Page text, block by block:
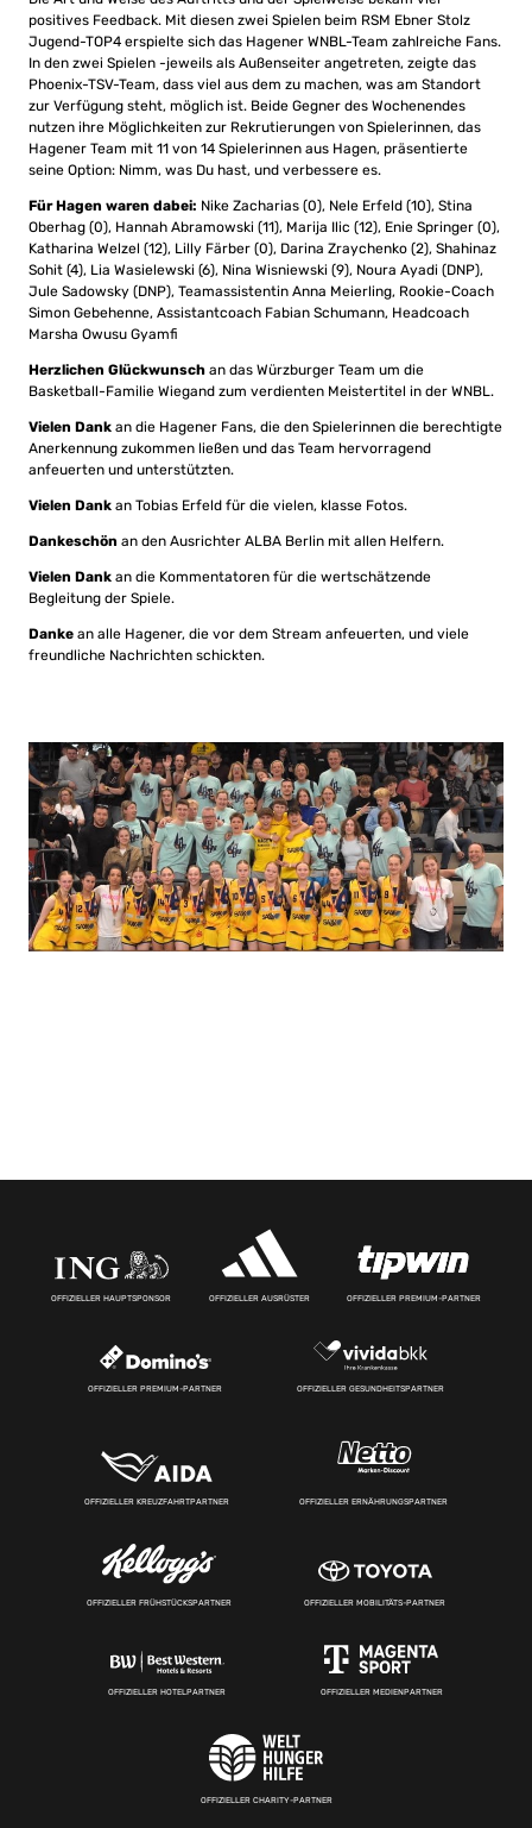
positives Feedback. Mit diesen zwei Spielen beim RSM Ebner Stolz
Jugend-TOP4 erspielte sich das Hagener WNBL-Team zahlreiche Fans.
In den zwei Spielen -jeweils als Außenseiter angetreten, zeigte das
Phoenix-TSV-Team, dass viel aus dem zu machen, was am Standort
zur Verfügung steht, möglich ist. Beide Gegner des Wochenendes
nutzen ihre Möglichkeiten zur Rekrutierungen von Spielerinnen, das
Hagener Team mit 11 von 14 Spielerinnen aus Hagen, präsentierte
seine Option: Nimm, was Du hast, und verbessere es.
Für Hagen waren dabei: Nike Zacharias (0), Nele Erfeld (10), Stina
Oberhag (0), Hannah Abramowski (11), Marija Ilic (12), Enie Springer (0),
Katharina Welzel (12), Lilly Färber (0), Darina Zraychenko (2), Shahinaz
Sohit (4), Lia Wasielewski (6), Nina Wisniewski (9), Noura Ayadi (DNP),
Jule Sadowsky (DNP), Teamassistentin Anna Meierling, Rookie-Coach
Simon Gebehenne, Assistantcoach Fabian Schumann, Headcoach
Marsha Owusu Gyamfi
Herzlichen Glückwunsch an das Würzburger Team um die
Basketball-Familie Wiegand zum verdienten Meistertitel in der WNBL.
Vielen Dank an die Hagener Fans, die den Spielerinnen die berechtigte
Anerkennung zukommen ließen und das Team hervorragend
anfeuerten und unterstützten.
Vielen Dank an Tobias Erfeld für die vielen, klasse Fotos.
Dankeschön an den Ausrichter ALBA Berlin mit allen Helfern.
Vielen Dank an die Kommentatoren für die wertschätzende
Begleitung der Spiele.
Danke an alle Hagener, die vor dem Stream anfeuerten, und viele
freundliche Nachrichten schickten.
OFFIZIELLER HAUPTSPONSOR OFFIZIELLER AUSRÜSTER OFFIZIELLER PREMIUM-PARTNER
OFFIZIELLER PREMIUM-PARTNER OFFIZIELLER GESUNDHEITSPARTNER
OFFIZIELLER KREUZFAHRTPARTNER OFFIZIELLER ERNÄHRUNGSPARTNER
OFFIZIELLER FRÜHSTÜCKSPARTNER OFFIZIELLER MOBILITÄTS-PARTNER
OFFIZIELLER HOTELPARTNER OFFIZIELLER MEDIENPARTNER
OFFIZIELLER CHARITY-PARTNER